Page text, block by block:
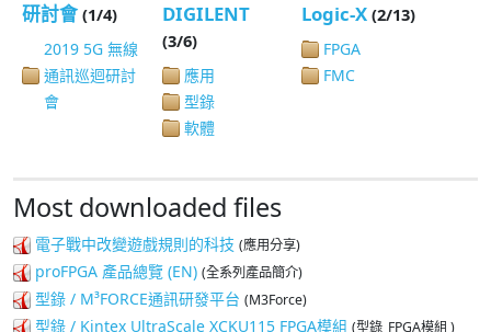
研討會 (1/4)
2019 5G 無線
通訊巡迴研討
會
DIGILENT
(3/6)
應用
型錄
軟體
Logic-X (2/13)
FPGA
FMC
Most downloaded files
電子戰中改變遊戲規則的科技 (應用分享)
proFPGA 產品總覽 (EN) (全系列產品簡介)
型錄 / M³FORCE通訊研發平台 (M3Force)
型錄 / Kintex UltraScale XCKU115 FPGA模組 (型錄_FPGA模組 )